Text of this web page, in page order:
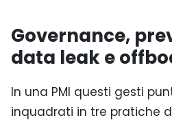
Governance,
data leak e
In una PMI questi gesti
inquadrati in tre pratiche